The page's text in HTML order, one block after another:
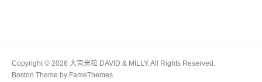
Copyright © 2026 大胃米粒 DAVID & MILLY. All Rights Reserved.
Boston Theme by FameThemes